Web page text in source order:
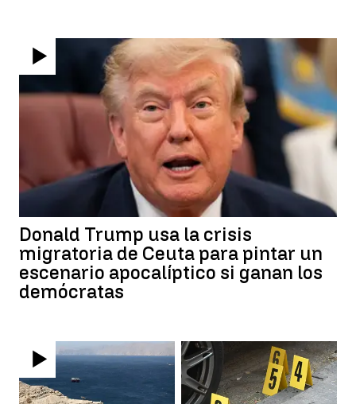
Donald Trump usa la crisis
migratoria de Ceuta para pintar un
escenario apocalíptico si ganan los
demócratas